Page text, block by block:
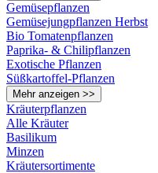
Gemüsepflanzen
Gemüsejungpflanzen Herbst
Bio Tomatenpflanzen
Paprika- & Chilipflanzen
Exotische Pflanzen
Süßkartoffel-Pflanzen
Mehr anzeigen >>
Kräuterpflanzen
Alle Kräuter
Basilikum
Minzen
Kräutersortimente